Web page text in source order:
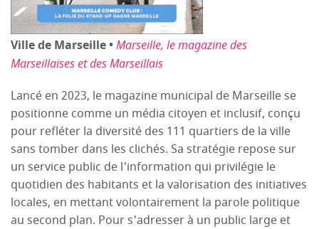
Ville de Marseille •Marseille, le magazine des
Marseillaises et des Marseillais
Lancé en 2023, le magazine municipal de Marseille se
positionne comme un média citoyen et inclusif, conçu
pour refléter la diversité des 111 quartiers de la ville
sans tomber dans les clichés. Sa stratégie repose sur
un service public de l'information qui privilégie le
quotidien des habitants et la valorisation des initiatives
locales, en mettant volontairement la parole politique
au second plan. Pour s'adresser à un public large et